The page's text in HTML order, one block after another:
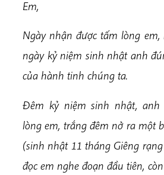
Em,
Ngày nhận được tấm lòng
ngày kỷ niệm sinh nhật anh
của hành tinh chúng ta.
Đêm kỷ niệm sinh nhật,
lòng em, trắng đêm nở ra một
(sinh nhật 11 tháng Giêng
đọc em nghe đoạn đầu tiên,